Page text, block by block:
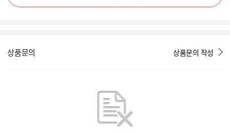
상품문의 상품문의 작성